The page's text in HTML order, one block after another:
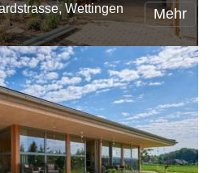
Wettingen Mehr